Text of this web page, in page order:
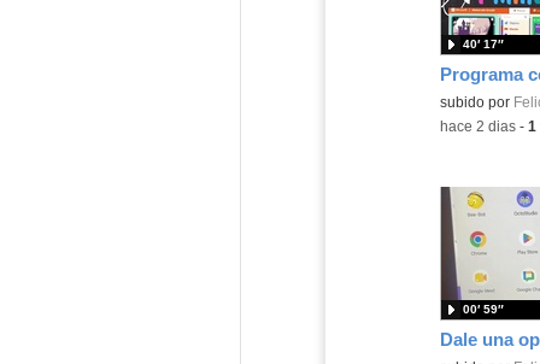
Contenido
subido por
40′ 17″
-hace 2 dias- 1
00′ 59″